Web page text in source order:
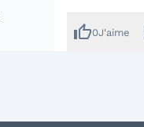
thumb_up0J'aime